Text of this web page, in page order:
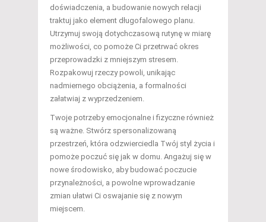
doświadczenia, a budowanie nowych relacji
traktuj jako element długofalowego planu.
Utrzymuj swoją dotychczasową rutynę w miarę
możliwości, co pomoże Ci przetrwać okres
przeprowadzki z mniejszym stresem.
Rozpakowuj rzeczy powoli, unikając
nadmiernego obciążenia, a formalności
załatwiaj z wyprzedzeniem.
Twoje potrzeby emocjonalne i fizyczne również
są ważne. Stwórz spersonalizowaną
przestrzeń, która odzwierciedla Twój styl życia i
pomoże poczuć się jak w domu. Angażuj się w
nowe środowisko, aby budować poczucie
przynależności, a powolne wprowadzanie
zmian ułatwi Ci oswajanie się z nowym
miejscem.